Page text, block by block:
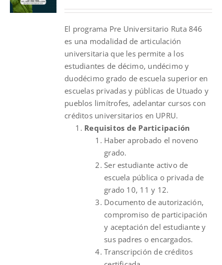
$340.00. $200.00.
El programa Pre Universitario Ruta 846
es una modalidad de articulación
universitaria que les permite a los
estudiantes de décimo, undécimo y
duodécimo grado de escuela superior en
escuelas privadas y públicas de Utuado y
pueblos limítrofes, adelantar cursos con
créditos universitarios en UPRU.
Requisitos de Participación
Haber aprobado el noveno
grado.
Ser estudiante activo de
escuela pública o privada de
grado 10, 11 y 12.
Documento de autorización,
compromiso de participación
y aceptación del estudiante y
sus padres o encargados.
Transcripción de créditos